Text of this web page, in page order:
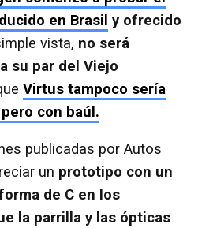
en Brasil y ofrecido
vista, no será
su par del Viejo
Virtus tampoco sería
con baúl.
publicadas por Autos
un prototipo con un
de C en los
la parrilla y las ópticas